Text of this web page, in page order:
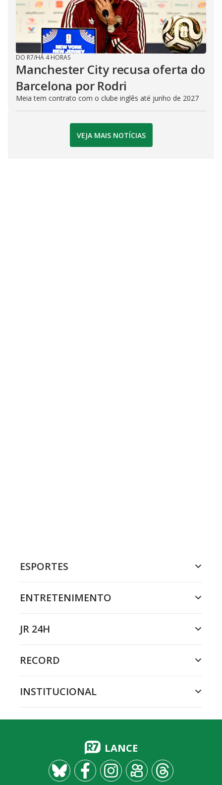
DO R7/HÁ 4 HORAS
Manchester City recusa oferta do
Barcelona por Rodri
Meia tem contrato com o clube inglês até junho de 2027
VEJA MAIS NOTÍCIAS
ESPORTES
ENTRETENIMENTO
JR 24H
RECORD
INSTITUCIONAL
LANCE